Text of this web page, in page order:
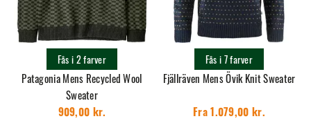
Patagonia Mens Recycled Wool
Sweater
909,00 kr.
Fås i 2 farver
Fjällräven Mens Övik Knit Sweater
Fra 1.079,00 kr.
Fås i 7 farver